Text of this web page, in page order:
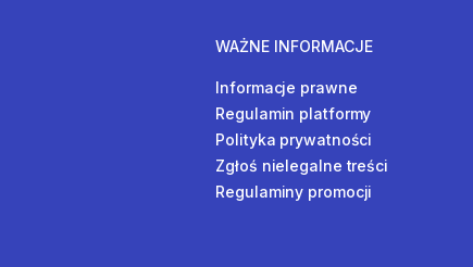
WAŻNE INFORMACJE
Informacje prawne
Regulamin platformy
Polityka prywatności
Zgłoś nielegalne treści
Regulaminy promocji